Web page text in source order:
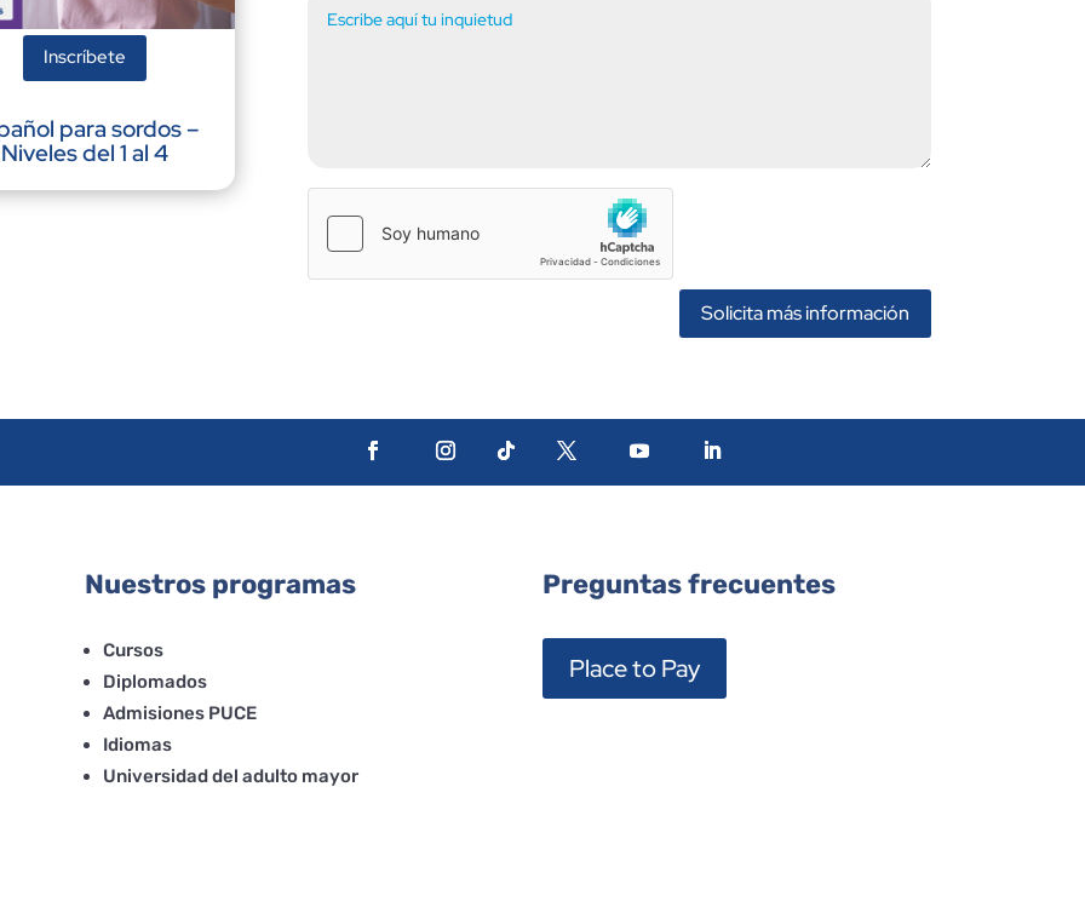
Inscríbete
para sordos –
Niveles del 1 al 4
Solicita más información
Nuestros programas
Cursos
Diplomados
Admisiones PUCE
Idiomas
Universidad del adulto mayor
Preguntas frecuentes
Place to Pay